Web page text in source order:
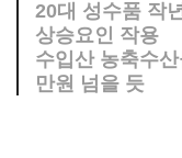
20대 성수품 작
상승요인 작용
수입산 농축수
만원 넘을 듯